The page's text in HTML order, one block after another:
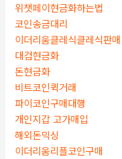
위챗페이현금화하는법
코인송금대리
이더리움클레식클레식판매
대검현금화
돈현금화
비트코인퀵거래
파이코인구매대행
개인지갑 고가매입
해외돈믹싱
이더리움리플코인구매